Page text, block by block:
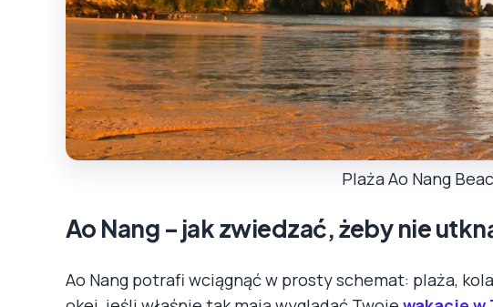
Plaża Ao Nang
Ao Nang – jak zwiedzać, żeby nie
Ao Nang potrafi wciągnąć w prosty schemat: plaża,